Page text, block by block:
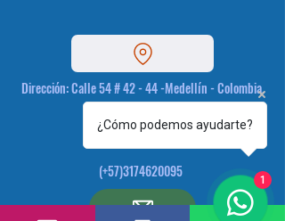
Dirección: Calle 54 # 42 - 44 -Medellín - Colombia.
(+57)3174620095
¿Cómo podemos ayudarte?
1